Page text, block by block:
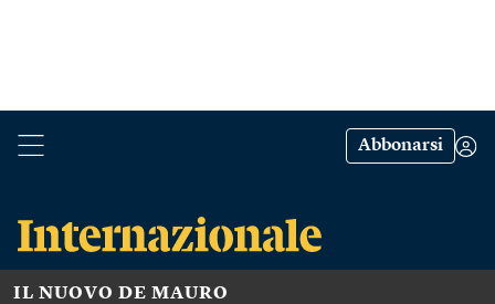
Abbonarsi
IL NUOVO DE MAURO